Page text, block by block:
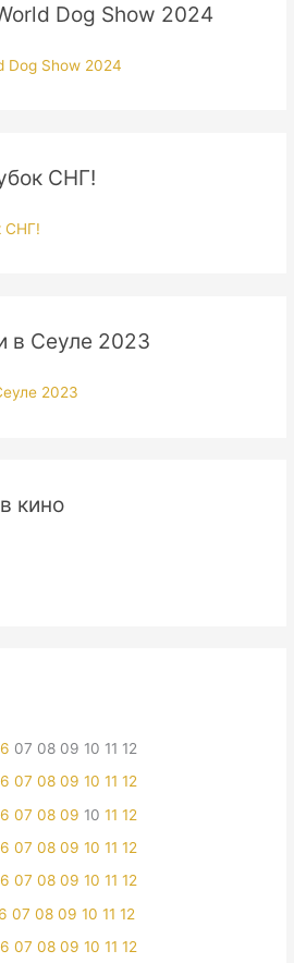
Dog Show 2024
СНГ!
в Сеуле 2023
кино
07 08 09 10 11 12
07 08 09 10 11 12
07 08 09 10 11 12
07 08 09 10 11 12
07 08 09 10 11 12
07 08 09 10 11 12
07 08 09 10 11 12